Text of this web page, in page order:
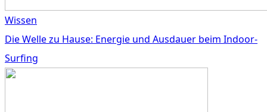
Wissen
Die Welle zu Hause: Energie und Ausdauer beim Indoor-
Surfing